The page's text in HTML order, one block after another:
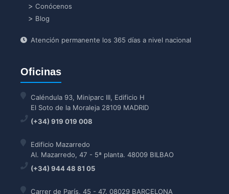
Conócenos
Blog
Atención permanente los 365 días a nivel nacional
Oficinas
Caléndula 93, Miniparc III, Edificio H
El Soto de la Moraleja 28109 MADRID
(+34) 919 019 008
Edificio Mazarredo
Al. Mazarredo, 47 - 5ª planta. 48009 BILBAO
(+34) 944 48 81 05
Carrer de París, 45 - 47. 08029 BARCELONA